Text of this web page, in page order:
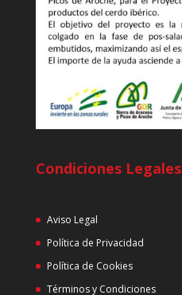
Condiciones Legales
Aviso Legal
Política de Privacidad
Política de Cookies
Términos y Condiciones